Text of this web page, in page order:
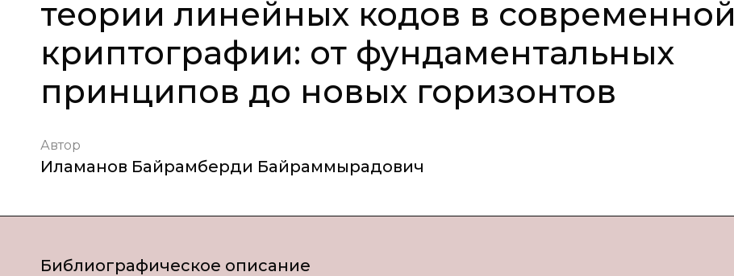
теории линейных кодов в современной
криптографии: от фундаментальных
принципов до новых горизонтов
Автор
Иламанов Байрамберди Байраммырадович
Библиографическое описание